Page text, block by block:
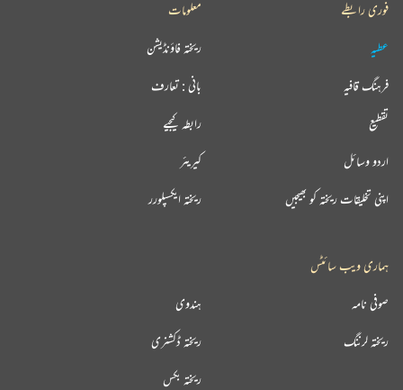
فوری رابطے
عطیہ
فرہنگ قافیہ
تقطیع
اردو وسائل
اپنی تخلیقات ریختہ کو بھیجیں
معلومات
ریختہ فاؤنڈیشن
بانی : تعارف
رابطہ کیجیے
کیریئر
ریختہ ایکسپلورر
ہماری ویب سائٹس
ہندوی صوفی نامہ
ریختہ ڈکشنری ریختہ لرننگ
ریختہ بکس